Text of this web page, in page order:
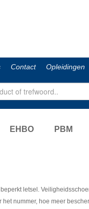
Contact Opleidingen
EHBO PBM
letsel.
het nummer, hoe meer